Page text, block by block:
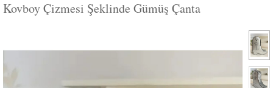
Kovboy Çizmesi Şeklinde Gümüş Çanta